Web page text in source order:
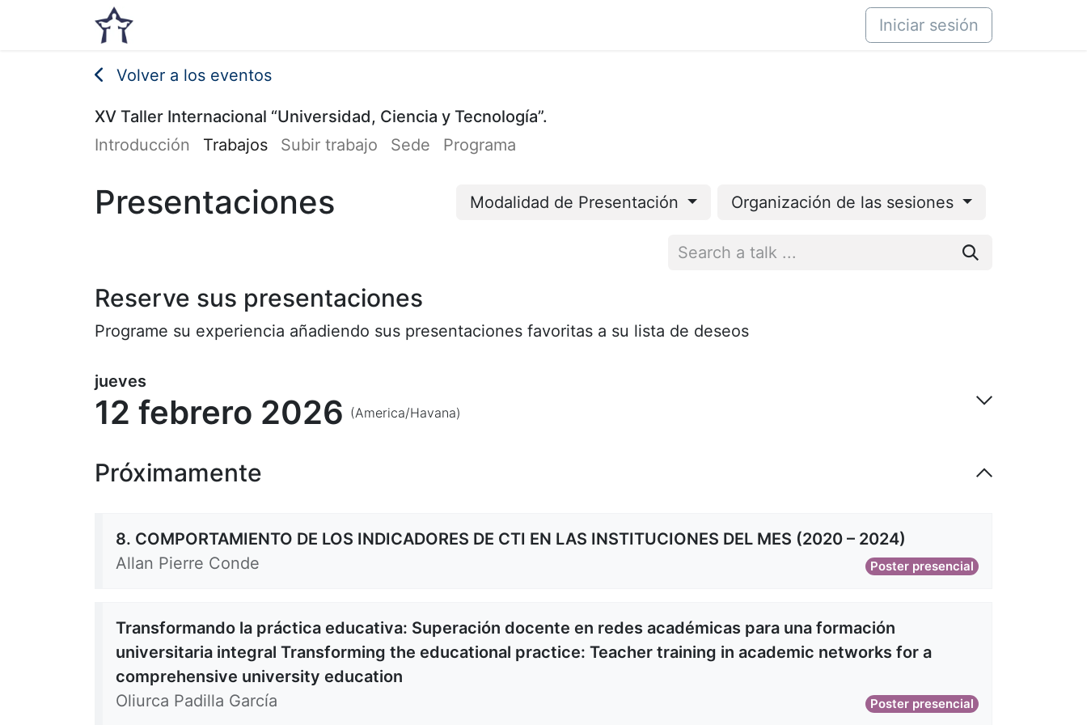
Iniciar sesión
Volver a los eventos
XV Taller Internacional “Universidad, Ciencia y Tecnología”.
Introducción
Trabajos Subir trabajo Sede Programa
Presentaciones Modalidad de Presentación Organización de las sesiones
Reserve sus presentaciones
Programe su experiencia añadiendo sus presentaciones favoritas a su lista de deseos
jueves
12 febrero 2026 (America/Havana)
Próximamente
8. COMPORTAMIENTO DE LOS INDICADORES DE CTI EN LAS INSTITUCIONES DEL MES (2020 – 2024)
Allan Pierre Conde
Poster presencial
Transformando la práctica educativa: Superación docente en redes académicas para una formación
universitaria integral Transforming the educational practice: Teacher training in academic networks for a
comprehensive university education
Oliurca Padilla García
Poster presencial